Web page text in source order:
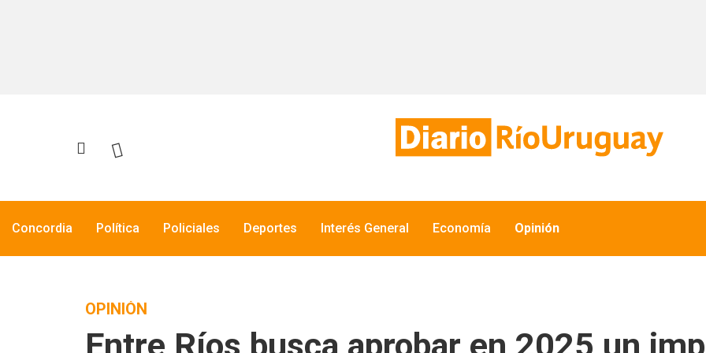
Concordia Política Policiales Deportes Interés General Economía Opinión
OPINIÓN
Entre Ríos busca aprobar en 2025 un